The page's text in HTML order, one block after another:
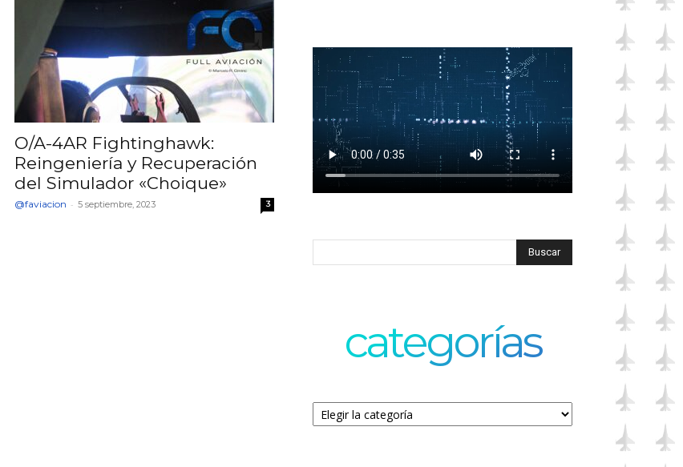
O/A-4AR Fightinghawk:
Reingeniería y Recuperación
del Simulador «Choique»
@faviacion - 5 septiembre, 2023 3
categorías
Categorías